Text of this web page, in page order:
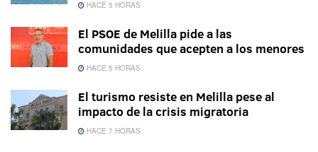
HACE 5 HORAS
El PSOE de Melilla pide a las
comunidades que acepten a los menores
HACE 5 HORAS
El turismo resiste en Melilla pese al
impacto de la crisis migratoria
HACE 7 HORAS